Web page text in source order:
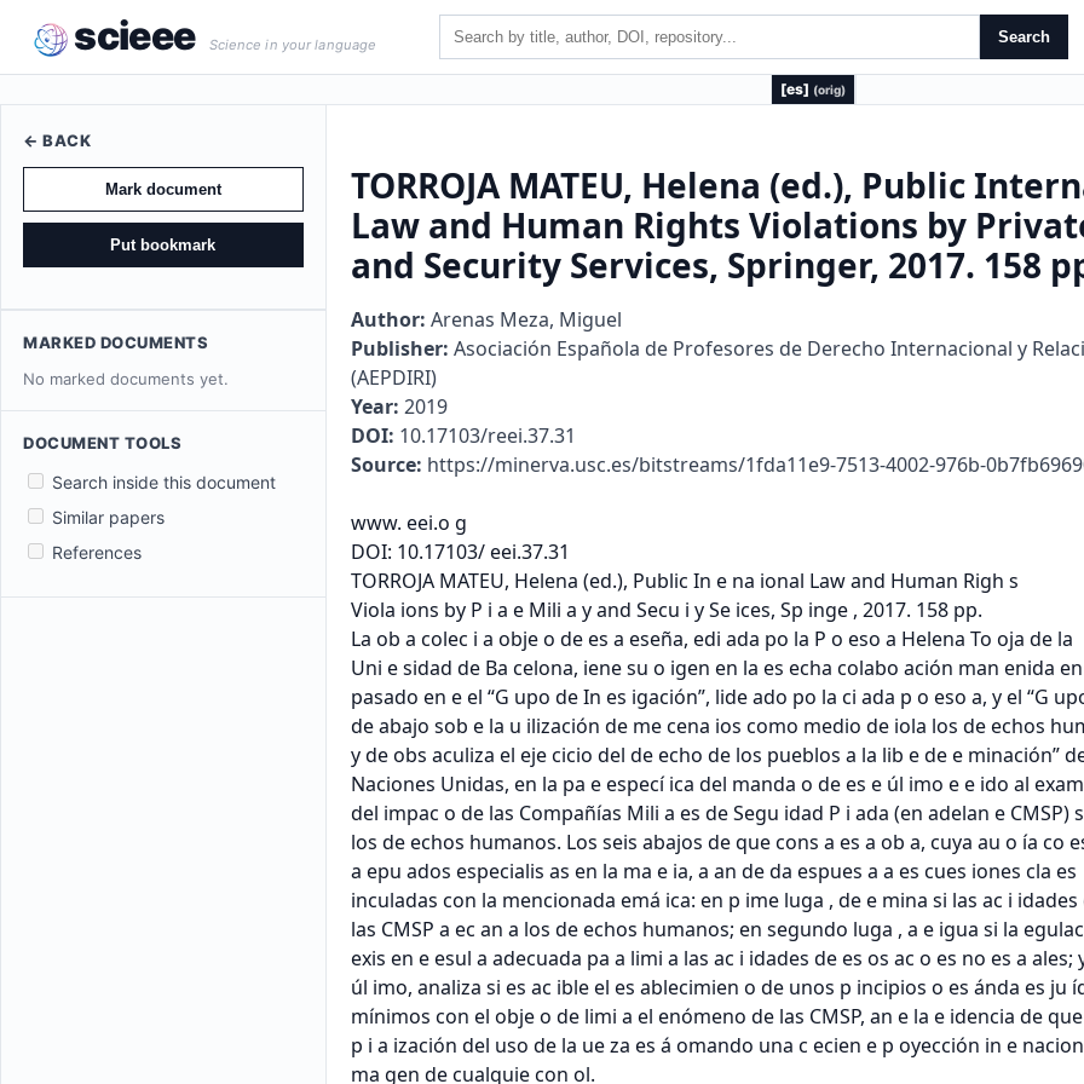
scieee Science in your language Search
[es] (orig)
← BACK
Mark document
Put bookmark
MARKED DOCUMENTS
No marked documents yet.
DOCUMENT TOOLS
Search inside this document
Similar papers
References
TORROJA MATEU, Helena (ed.), Public
Law and Human Rights Violations by
and Security Services, Springer, 2017. 158
Author: Arenas Meza, Miguel
Publisher: Asociación Española de Profesores de Derecho Internacional y
(AEPDIRI)
Year: 2019
DOI: 10.17103/reei.37.31
Source: https://minerva.usc.es/bitstreams/1fda11e9-7513-4002-976b-
www. eei.o g
DOI: 10.17103/ eei.37.31
TORROJA MATEU, Helena (ed.), Public In e na ional Law and Human Righ s
Viola ions by P i a e Mili a y and Secu i y Se ices, Sp inge , 2017. 158 pp.
La ob a colec i a obje o de es a eseña, edi ada po la P o eso a Helena To oja de la
Uni e sidad de Ba celona, iene su o igen en la es echa colabo ación man enida
pasado en e el “G upo de In es igación”, lide ado po la ci ada p o eso a, y el “G
de abajo sob e la u ilización de me cena ios como medio de iola los de echos
y de obs aculiza el eje cicio del de echo de los pueblos a la lib e de e minación”
Naciones Unidas, en la pa e especí ica del manda o de es e úl imo e e ido al
del impac o de las Compañías Mili a es de Segu idad P i ada (en adelan e CMSP)
los de echos humanos. Los seis abajos de que cons a es a ob a, cuya au o ía co
a epu ados especialis as en la ma e ia, a an de da espues a a es cues iones cla es
inculadas con la mencionada emá ica: en p ime luga , de e mina si las ac i idades
las CMSP a ec an a los de echos humanos; en segundo luga , a e igua si la
exis en e esul a adecuada pa a limi a las ac i idades de es os ac o es no es a ales;
úl imo, analiza si es ac ible el es ablecimien o de unos p incipios o es ánda es ju
mínimos con el obje o de limi a el enómeno de las CMSP, an e la e idencia de
p i a ización del uso de la ue za es á omando una c ecien e p oyección in e
ma gen de cualquie con ol.